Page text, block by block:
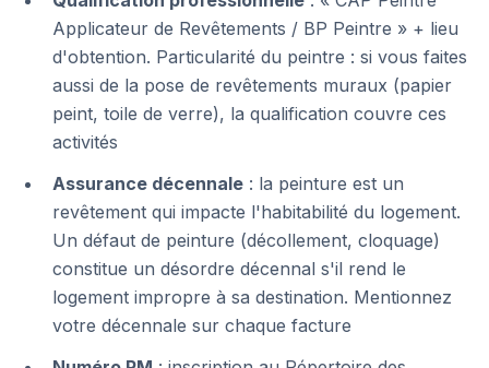
Applicateur de Revêtements / BP Peintre » + lieu
d'obtention. Particularité du peintre : si vous faites
aussi de la pose de revêtements muraux (papier
peint, toile de verre), la qualification couvre ces
activités
Assurance décennale : la peinture est un
revêtement qui impacte l'habitabilité du logement.
Un défaut de peinture (décollement, cloquage)
constitue un désordre décennal s'il rend le
logement impropre à sa destination. Mentionnez
votre décennale sur chaque facture